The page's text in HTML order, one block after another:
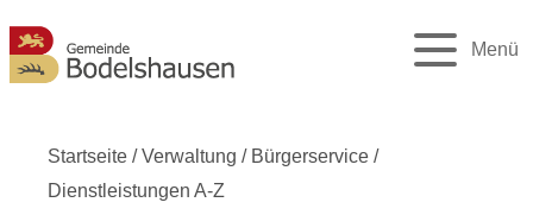
Menü
Startseite /Verwaltung / Bürgerservice /
Dienstleistungen A-Z